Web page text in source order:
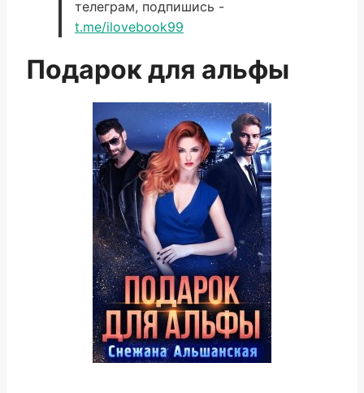
телеграм, подпишись -
t.me/ilovebook99
Подарок для альфы